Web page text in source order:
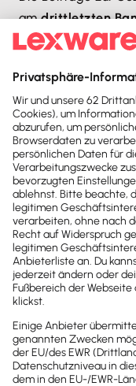
amdrittletzten
Als Zahlungstag
Scheck- oder
Wertstellungstag,
Eingangs. Werden
können
anfallen.
Die
fünftletzten
Krankenkasse
Unsere
Lexware
rechtssicher